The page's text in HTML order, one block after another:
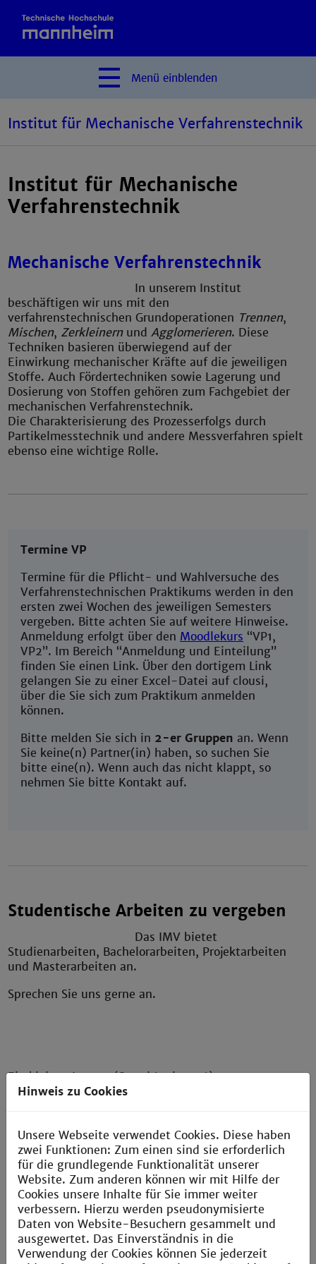
Menü einblenden
Institut für Mechanische Verfahrenstechnik
Institut für Mechanische
Verfahrenstechnik
Mechanische Verfahrenstechnik
In unserem Institut
beschäftigen wir uns mit den
verfahrenstechnischen Grundoperationen Trennen,
Mischen, ZerkleinernundAgglomerieren. Diese
Techniken basieren überwiegend auf der
Einwirkung mechanischer Kräfte auf die jeweiligen
Stoffe. Auch Fördertechniken sowie Lagerung und
Dosierung von Stoffen gehören zum Fachgebiet der
mechanischen Verfahrenstechnik.
Die Charakterisierung des Prozesserfolgs durch
Partikelmesstechnik und andere Messverfahren spielt
ebenso eine wichtige Rolle.
Termine VP
Termine für die Pflicht- und Wahlversuche des
Verfahrenstechnischen Praktikums werden in den
ersten zwei Wochen des jeweiligen Semesters
vergeben. Bitte achten Sie auf weitere Hinweise.
Anmeldung erfolgt über den Moodlekurs “VP1,
VP2”. Im Bereich “Anmeldung und Einteilung”
finden Sie einen Link. Über den dortigem Link
gelangen Sie zu einer Excel-Datei auf clousi,
über die Sie sich zum Praktikum anmelden
können.
Bitte melden Sie sich in 2-er Gruppen an. Wenn
Sie keine(n) Partner(in) haben, so suchen Sie
bitte eine(n). Wenn auch das nicht klappt, so
nehmen Sie bitte Kontakt auf.
Studentische Arbeiten zu vergeben
Das IMV bietet
Studienarbeiten, Bachelorarbeiten, Projektarbeiten
und Masterarbeiten an.
Sprechen Sie uns gerne an.
Ein kleiner Auszug (Stand Juni 2026):
Thema 1: Digitalisierung (Messtechnik)
Fokus liegt auf der Modernisierung und visuellen
Darstellung unserer Messtechnik der jeweiligen
Versuchsstände
Thema 2: Inbetriebnahme & Weiterentwicklung
Inbetriebnahme und Optimierung unserer Geräte
durch gezielte technische Weiterentwicklungen
Hinweis zu Cookies
Unsere Webseite verwendet Cookies. Diese haben
zwei Funktionen: Zum einen sind sie erforderlich
für die grundlegende Funktionalität unserer
Website. Zum anderen können wir mit Hilfe der
Cookies unsere Inhalte für Sie immer weiter
verbessern. Hierzu werden pseudonymisierte
Daten von Website-Besuchern gesammelt und
ausgewertet. Das Einverständnis in die
Verwendung der Cookies können Sie jederzeit